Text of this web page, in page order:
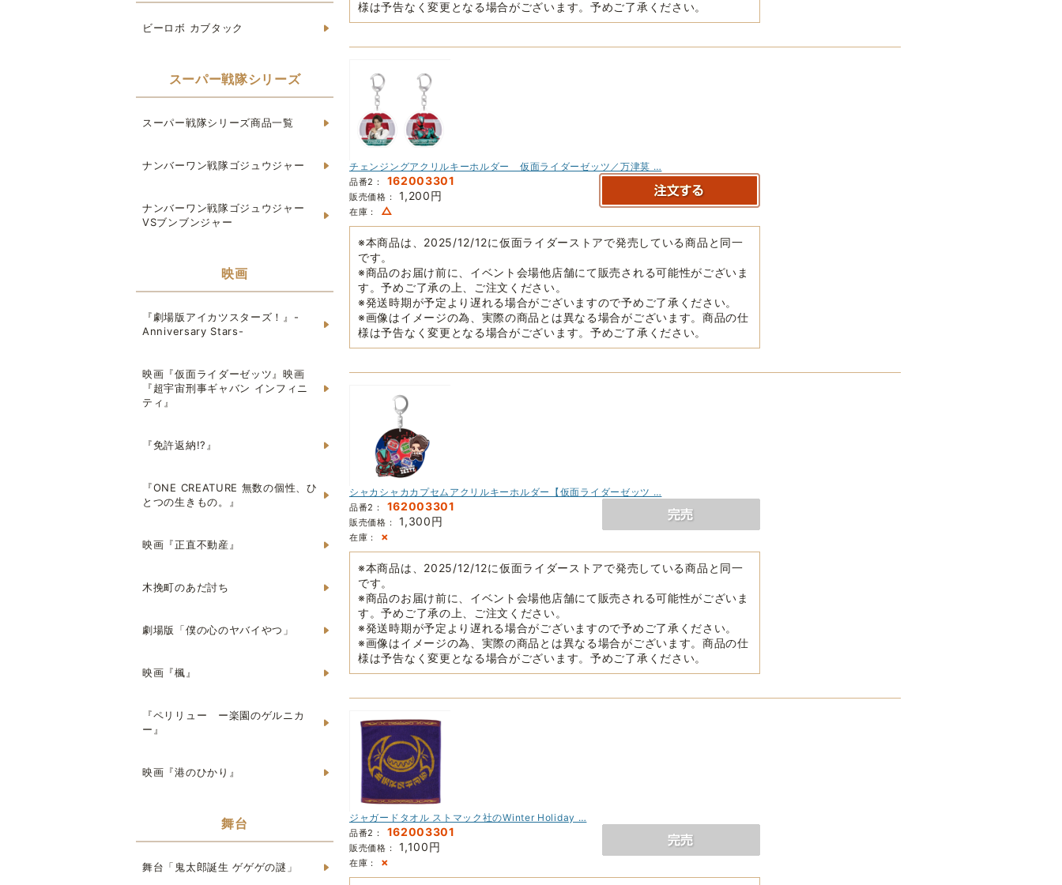
様は予告なく変更となる場合がございます。予めご了承ください。
チェンジングアクリルキーホルダー 仮面ライダーゼッツ／万津莫 …
品番2： 162003301
販売価格： 1,200円
在庫： △
※本商品は、2025/12/12に仮面ライダーストアで発売している商品と同一
です。
※商品のお届け前に、イベント会場他店舗にて販売される可能性がございま
す。予めご了承の上、ご注文ください。
※発送時期が予定より遅れる場合がございますので予めご了承ください。
※画像はイメージの為、実際の商品とは異なる場合がございます。商品の仕
様は予告なく変更となる場合がございます。予めご了承ください。
シャカシャカカプセムアクリルキーホルダー【仮面ライダーゼッツ …
品番2： 162003301
販売価格： 1,300円
在庫： ×
※本商品は、2025/12/12に仮面ライダーストアで発売している商品と同一
です。
※商品のお届け前に、イベント会場他店舗にて販売される可能性がございま
す。予めご了承の上、ご注文ください。
※発送時期が予定より遅れる場合がございますので予めご了承ください。
※画像はイメージの為、実際の商品とは異なる場合がございます。商品の仕
様は予告なく変更となる場合がございます。予めご了承ください。
ジャガードタオル ストマック社のWinter Holiday …
品番2： 162003301
販売価格： 1,100円
在庫： ×
ビーロボ カブタック
スーパー戦隊シリーズ
スーパー戦隊シリーズ商品一覧
ナンバーワン戦隊ゴジュウジャー
ナンバーワン戦隊ゴジュウジャー
VSブンブンジャー
映画
『劇場版アイカツスターズ！』-
Anniversary Stars-
映画『仮面ライダーゼッツ』映画
『超宇宙刑事ギャバン インフィニ
ティ』
『免許返納!?』
『ONE CREATURE 無数の個性、ひ
とつの生きもの。』
映画『正直不動産』
木挽町のあだ討ち
劇場版「僕の心のヤバイやつ」
映画『楓』
『ペリリュー ー楽園のゲルニカ
ー』
映画『港のひかり』
舞台
舞台「鬼太郎誕生 ゲゲゲの謎」